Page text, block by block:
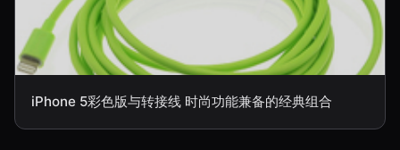
iPhone 5彩色版与转接线 时尚功能兼备的经典组合